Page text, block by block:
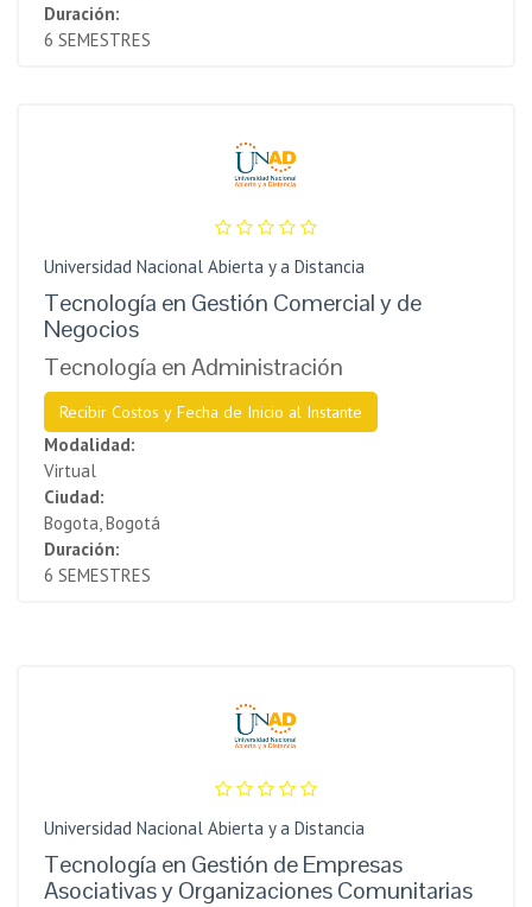
Duración:
6 SEMESTRES
Universidad Nacional Abierta y a Distancia
Tecnología en Gestión Comercial y de
Negocios
Tecnología en Administración
Recibir Costos y Fecha de Inicio al Instante
Modalidad:
Virtual
Ciudad:
Bogota, Bogotá
Duración:
6 SEMESTRES
Universidad Nacional Abierta y a Distancia
Tecnología en Gestión de Empresas
Asociativas y Organizaciones Comunitarias